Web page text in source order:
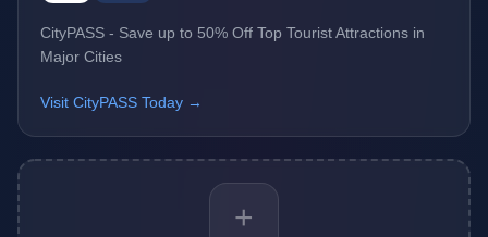
CityPASS - Save up to 50% Off Top Tourist Attractions in
Major Cities
Visit CityPASS Today →
+